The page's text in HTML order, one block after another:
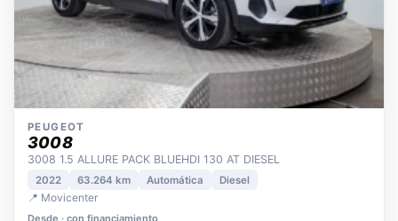
PEUGEOT
3008
3008 1.5 ALLURE PACK BLUEHDI 130 AT DIESEL
2022 63.264 km
📍 Movicenter